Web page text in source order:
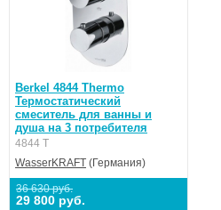
Berkel 4844 Thermo
Термостатический
смеситель для ванны и
душа на 3 потребителя
4844 T
WasserKRAFT (Германия)
36 630 руб.
29 800 руб.